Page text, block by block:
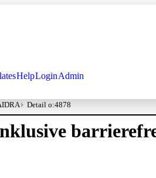
HelpLoginAdmin
Detail o:4878